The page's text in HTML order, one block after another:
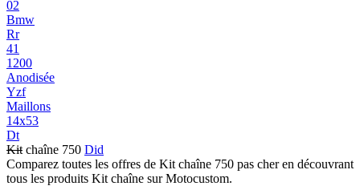
02
Bmw
Rr
41
1200
Anodisée
Yzf
Maillons
14x53
Dt
Kit chaîne 750 Did
Comparez toutes les offres de Kit chaîne 750 pas cher en découvrant
tous les produits Kit chaîne sur Motocustom.